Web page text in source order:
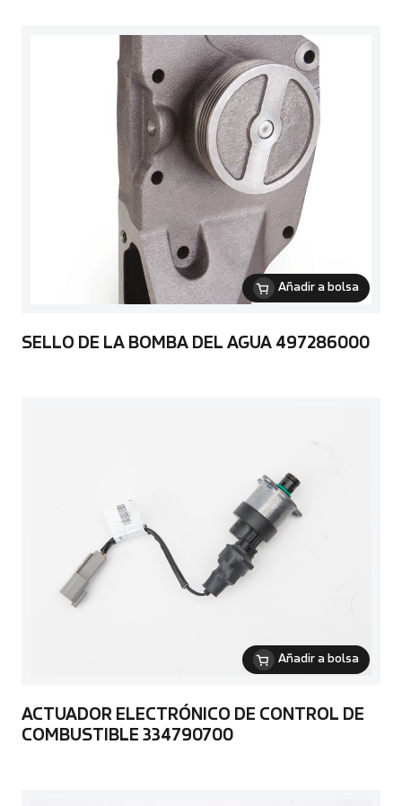
Añadir a bolsa
SELLO DE LA BOMBA DEL AGUA 497286000
Añadir a bolsa
ACTUADOR ELECTRÓNICO DE CONTROL DE
COMBUSTIBLE 334790700